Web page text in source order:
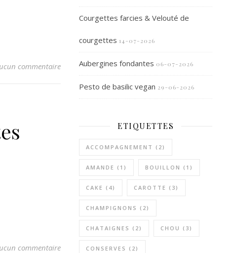
commentaire
commentaire
Courgettes farcies & Velouté de
courgettes 14-07-2026
Aubergines fondantes 06-07-2026
Pesto de basilic vegan 29-06-2026
ETIQUETTES
ACCOMPAGNEMENT (2)
AMANDE (1) BOUILLON (1)
CAKE (4) CAROTTE (3)
CHAMPIGNONS (2)
CHATAIGNES (2) CHOU (3)
CONSERVES (2)